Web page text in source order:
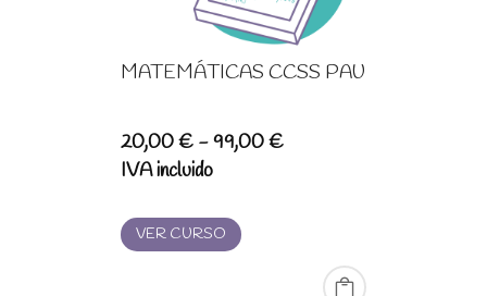
MATEMÁTICAS CCSS PAU
20,00€ -99,00€Rango
hasta
IVA incluido
VER CURSO